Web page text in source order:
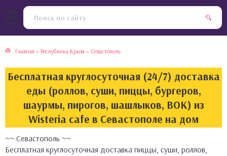
Главная » Республика Крым » Севастополь
Бесплатная круглосуточная (24/7) доставка
еды (роллов, суши, пиццы, бургеров,
шаурмы, пирогов, шашлыков, ВОК) из
Wisteria cafe в Севастополе на дом
~~ Севастополь ~~
Бесплатная круглосуточная доставка пиццы, суши, роллов,
кухня
кухня
кухня
кухня
булочки